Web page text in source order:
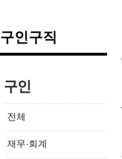
구인구직
구인
전체
재무·회계